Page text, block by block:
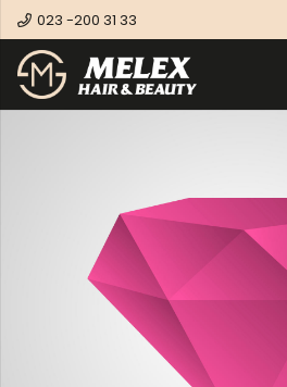
023 -200 31 33